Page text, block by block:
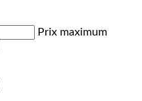
Prix maximum